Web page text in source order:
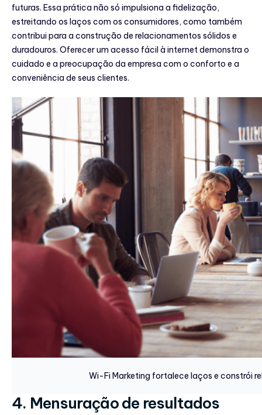
futuras. Essa prática não só impulsiona a fidelização,
estreitando os laços com os consumidores, como também
contribui para a construção de relacionamentos sólidos e
duradouros. Oferecer um acesso fácil à internet demonstra o
cuidado e a preocupação da empresa com o conforto e a
conveniência de seus clientes.
Wi-Fi Marketing fortalece laços e constrói
4. Mensuração de resultados